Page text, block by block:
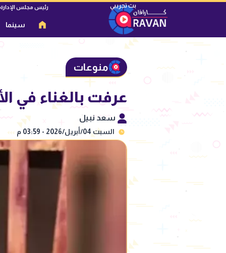
رئيس مجلس الإدارة
سينما
منوعات
عرفت بالغناء في
سعد نبيل
السبت 04/أبريل/2026 - 03:59 م